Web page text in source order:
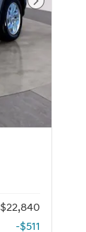
Foto
$22,840
-$511